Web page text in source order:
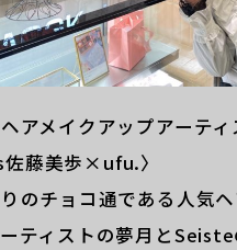
ヘアメイクアップアーティ
藤美歩×ufu.〉
のチョコ通である人気
ティストの夢月と